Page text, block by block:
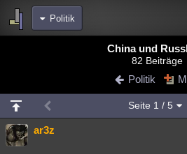
Politik
Blogs
Chat Wiki Neuigkeiten
meine Rubriken
Menschen
China und
82 Beiträge
Politik
Seite 1 / 5
ar3z